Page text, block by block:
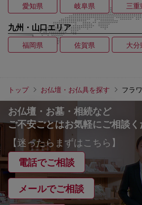
愛知県 岐阜県 三重
九州・山口エリア
福岡県 佐賀県 大分
トップ お仏壇・お仏具を探す フラ
お仏壇・お墓・相続など
ご不安ごとはお気軽にご相談
【迷ったらまずはこちら】
電話でご相談
メールでご相談